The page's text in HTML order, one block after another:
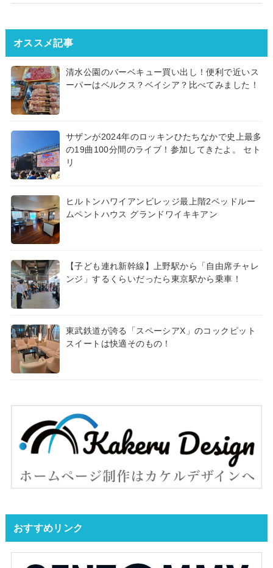
オススメ記事
清水公園のバーベキュー買い出し！便利で近いス
ーパーはベルクス？ベイシア？比べてみました！
サザンが2024年のロッキンひたちなかで史上最多
の19曲100分間のライブ！参加してきたよ。 セト
リ
ヒルトンハワイアンビレッジ最上階2ベッドルー
ムペントハウス グランドワイキキアン
【子ども連れ新幹線】上野駅から「自由席チャレ
ンジ」するくらいだったら東京駅から乗車！
東武鉄道が誇る「スペーシアX」のコックピット
スイートは快適そのもの！
おすすめリンク